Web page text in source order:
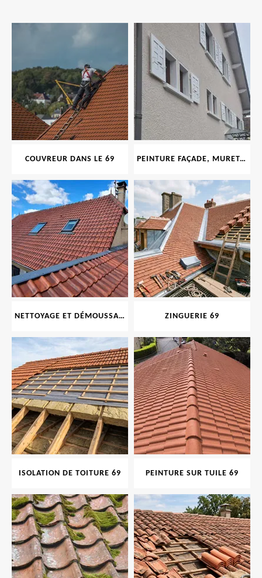
COUVREUR DANS LE 69 PEINTURE FAÇADE, MURET, TOITURE, BOISERIE, FERRONERIE, GOUTTIÈRE 69
NETTOYAGE ET DÉMOUSSAGE DE TOITURE ET FAÇADE 69 ZINGUERIE 69
ISOLATION DE TOITURE 69 PEINTURE SUR TUILE 69